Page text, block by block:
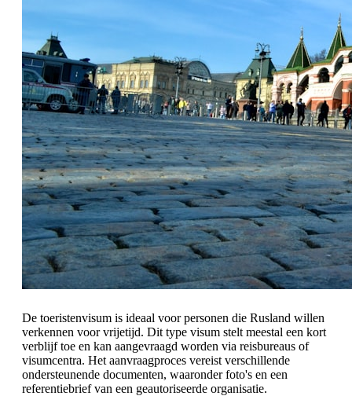
De toeristenvisum is ideaal voor personen die Rusland willen
verkennen voor vrijetijd. Dit type visum stelt meestal een kort
verblijf toe en kan aangevraagd worden via reisbureaus of
visumcentra. Het aanvraagproces vereist verschillende
ondersteunende documenten, waaronder foto's en een
referentiebrief van een geautoriseerde organisatie.